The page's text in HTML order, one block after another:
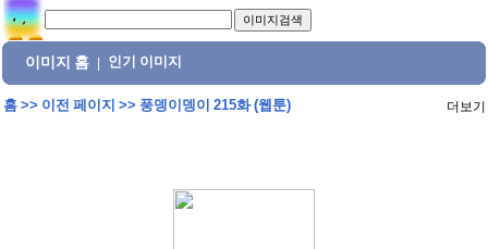
이미지 홈 인기 이미지
홈>> 이전 페이지 >> 풍뎅이뎅이 215화 (웹툰) 더보기